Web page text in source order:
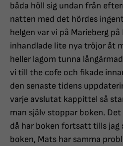
båda höll sig undan från
natten med det hördes
helgen var vi på Marieberg på
inhandlade lite nya tröjor åt
heller lagom tunna
vi till the cofe och fikade
den senaste tidens
varje avslutat kappittel så
man själv stoppar boken.
då har boken fortsatt tills
boken, Mats har samma